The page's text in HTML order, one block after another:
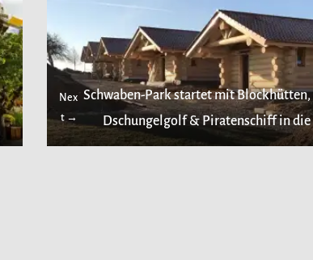
Nex
t →
Schwaben-Park startet mit Blockhütten,
Dschungelgolf & Piratenschiff in die